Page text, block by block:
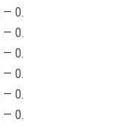
— 0.
— 0.
— 0.
— 0.
— 0.
— 0.